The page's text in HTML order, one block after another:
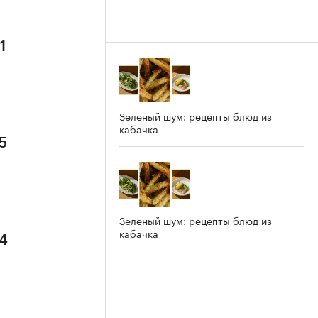
Зеленый шум: рецепты блюд из
кабачка
Зеленый шум: рецепты блюд из
кабачка